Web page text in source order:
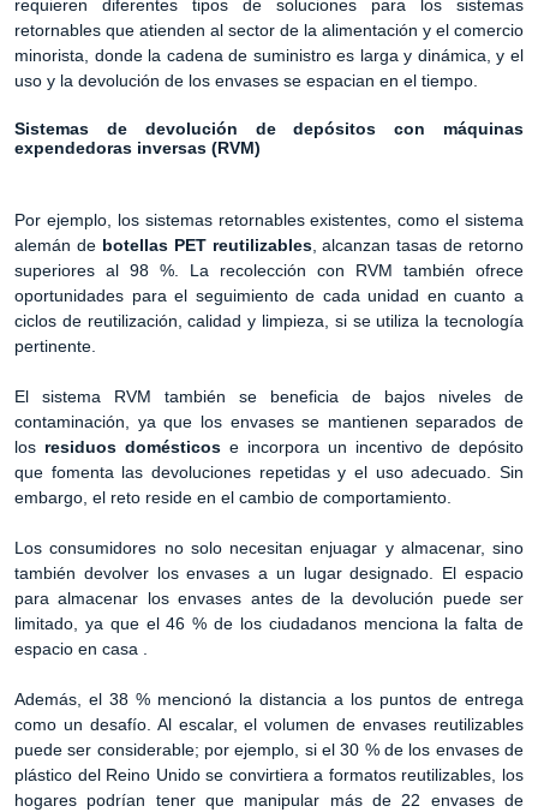
requieren diferentes tipos de soluciones para los sistemas
retornables que atienden al sector de la alimentación y el comercio
minorista, donde la cadena de suministro es larga y dinámica, y el
uso y la devolución de los envases se espacian en el tiempo.
Sistemas de devolución de depósitos con máquinas
expendedoras inversas (RVM)
Por ejemplo, los sistemas retornables existentes, como el sistema
alemán debotellas PET reutilizables, alcanzan tasas de retorno
superiores al 98 %. La recolección con RVM también ofrece
oportunidades para el seguimiento de cada unidad en cuanto a
ciclos de reutilización, calidad y limpieza, si se utiliza la tecnología
pertinente.
El sistema RVM también se beneficia de bajos niveles de
contaminación, ya que los envases se mantienen separados de
los residuos domésticos e incorpora un incentivo de depósito
que fomenta las devoluciones repetidas y el uso adecuado. Sin
embargo, el reto reside en el cambio de comportamiento.
Los consumidores no solo necesitan enjuagar y almacenar, sino
también devolver los envases a un lugar designado. El espacio
para almacenar los envases antes de la devolución puede ser
limitado, ya que el 46 % de los ciudadanos menciona la falta de
espacio en casa .
Además, el 38 % mencionó la distancia a los puntos de entrega
como un desafío. Al escalar, el volumen de envases reutilizables
puede ser considerable; por ejemplo, si el 30 % de los envases de
plástico del Reino Unido se convirtiera a formatos reutilizables, los
hogares podrían tener que manipular más de 22 envases de